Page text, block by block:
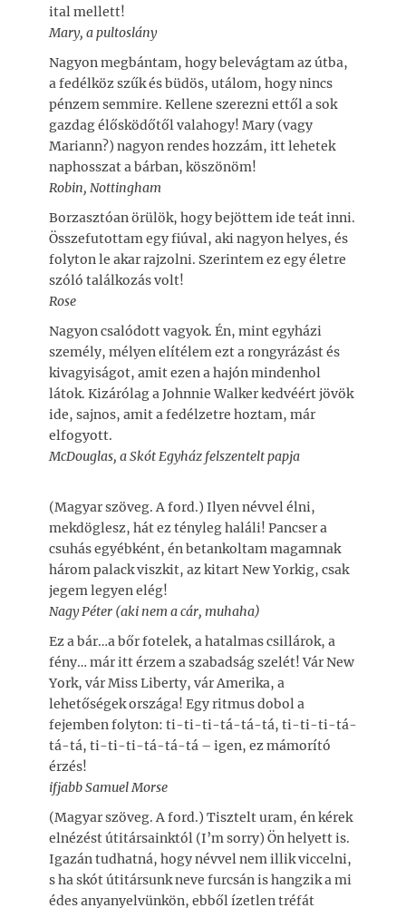
ital mellett!
Mary, a pultoslány
Nagyon megbántam, hogy belevágtam az útba,
a fedélköz szűk és büdös, utálom, hogy nincs
pénzem semmire. Kellene szerezni ettől a sok
gazdag élősködőtől valahogy! Mary (vagy
Mariann?) nagyon rendes hozzám, itt lehetek
naphosszat a bárban, köszönöm!
Robin, Nottingham
Borzasztóan örülök, hogy bejöttem ide teát inni.
Összefutottam egy fiúval, aki nagyon helyes, és
folyton le akar rajzolni. Szerintem ez egy életre
szóló találkozás volt!
Rose
Nagyon csalódott vagyok. Én, mint egyházi
személy, mélyen elítélem ezt a rongyrázást és
kivagyiságot, amit ezen a hajón mindenhol
látok. Kizárólag a Johnnie Walker kedvéért jövök
ide, sajnos, amit a fedélzetre hoztam, már
elfogyott.
McDouglas, a Skót Egyház felszentelt papja
(Magyar szöveg. A ford.) Ilyen névvel élni,
mekdöglesz, hát ez tényleg haláli! Pancser a
csuhás egyébként, én betankoltam magamnak
három palack viszkit, az kitart New Yorkig, csak
jegem legyen elég!
Nagy Péter (aki nem a cár, muhaha)
Ez a bár…a bőr fotelek, a hatalmas csillárok, a
fény… már itt érzem a szabadság szelét! Vár New
York, vár Miss Liberty, vár Amerika, a
lehetőségek országa! Egy ritmus dobol a
fejemben folyton: ti-ti-ti-tá-tá-tá, ti-ti-ti-tá-
tá-tá, ti-ti-ti-tá-tá-tá – igen, ez mámorító
érzés!
ifjabb Samuel Morse
(Magyar szöveg. A ford.) Tisztelt uram, én kérek
elnézést útitársainktól (I’m sorry) Ön helyett is.
Igazán tudhatná, hogy névvel nem illik viccelni,
s ha skót útitársunk neve furcsán is hangzik a mi
édes anyanyelvünkön, ebből ízetlen tréfát